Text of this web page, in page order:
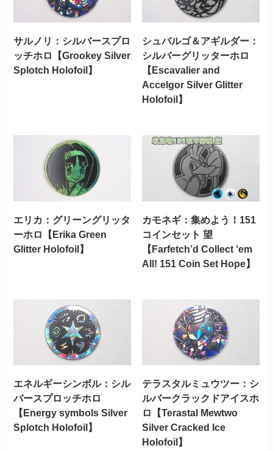
サルノリ：シルバースプロ
ッチホロ【Grookey Silver
Splotch Holofoil】
シュバルゴ＆アギルダー：
シルバーグリッターホロ
【Escavalier and
Accelgor Silver Glitter
Holofoil】
エリカ：グリーングリッタ
ーホロ【Erika Green
Glitter Holofoil】
カモネギ：集めよう！151
コインセット 望
【Farfetch’d Collect ‘em
All! 151 Coin Set Hope】
エネルギーシンボル：シル
バースプロッチホロ
【Energy symbols Silver
Splotch Holofoil】
テラスタルミュウツー：シ
ルバークラックドアイスホ
ロ【Terastal Mewtwo
Silver Cracked Ice
Holofoil】